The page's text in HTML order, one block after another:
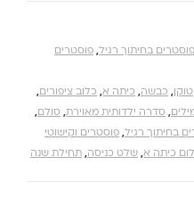
פוסטרים בחיתוך רגיל, פוסטרים
טוקן, כבשה, כיתה א, כלוב ציפורים,
, סדרה ילדותית מאוירת, סולם,
בחיתוך רגיל, פוסטרים וקישוטי
כיתה א, שלט כניסה, תחילת שנה